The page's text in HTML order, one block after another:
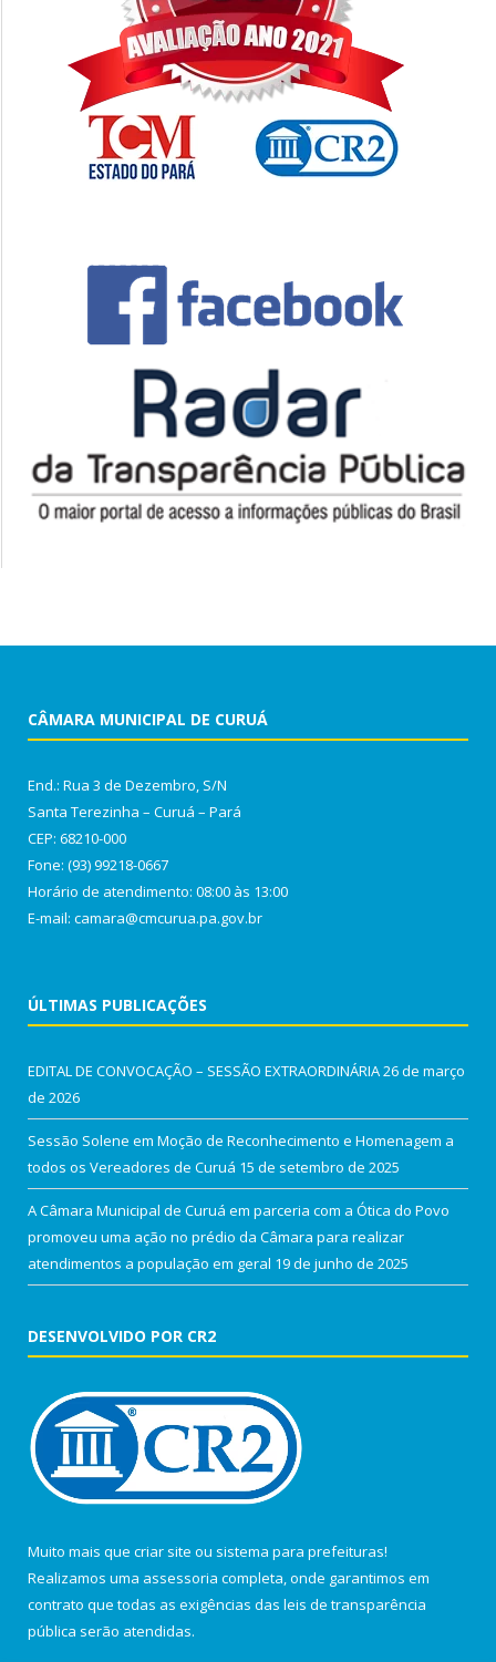
CÂMARA MUNICIPAL DE CURUÁ
End.: Rua 3 de Dezembro, S/N
Santa Terezinha – Curuá – Pará
CEP: 68210-000
Fone: (93) 99218-0667
Horário de atendimento: 08:00 às 13:00
E-mail: camara@cmcurua.pa.gov.br
ÚLTIMAS PUBLICAÇÕES
EDITAL DE CONVOCAÇÃO – SESSÃO EXTRAORDINÁRIA26 de março
de 2026
Sessão Solene em Moção de Reconhecimento e Homenagem a
todos os Vereadores de Curuá 15 de setembro de 2025
A Câmara Municipal de Curuá em parceria com a Ótica do Povo
promoveu uma ação no prédio da Câmara para realizar
atendimentos a população em geral 19 de junho de 2025
DESENVOLVIDO POR CR2
Muito mais que criar site ou sistema para prefeituras!
Realizamos uma assessoria completa, onde garantimos em
contrato que todas as exigências das leis de transparência
pública serão atendidas.